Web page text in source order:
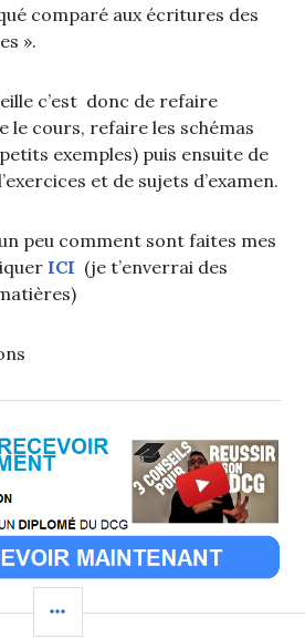
comparé aux écritures des
».
c’est donc de refaire
le cours, refaire les schémas
exemples) puis ensuite de
et de sujets d’examen.
peu comment sont faites mes
ICI (je t’enverrai des